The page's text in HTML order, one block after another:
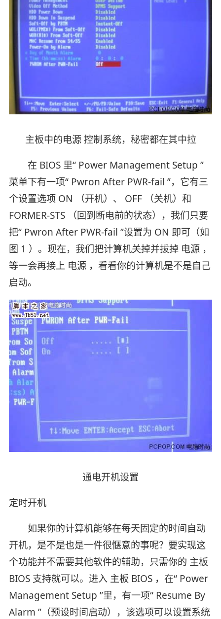
主板中的电源 控制系统，秘密都在其中拉
在 BIOS 里“ Power Management Setup ”
菜单下有一项“ Pwron After PWR-fail ”，它有三
个设置选项 ON （开机）、 OFF （关机）和
FORMER-STS （回到断电前的状态），我们只要
把“ Pwron After PWR-fail ”设置为 ON 即可（如
图 1 ）。现在，我们把计算机关掉并拔掉 电源 ，
等一会再接上 电源 ，看看你的计算机是不是自己
启动。
通电开机设置
定时开机
如果你的计算机能够在每天固定的时间自动
开机，是不是也是一件很惬意的事呢？要实现这
个功能并不需要其他软件的辅助，只需你的 主板
BIOS 支持就可以。进入 主板 BIOS ，在“ Power
Management Setup ”里，有一项“ Resume By
Alarm ”（预设时间启动），该选项可以设置系统